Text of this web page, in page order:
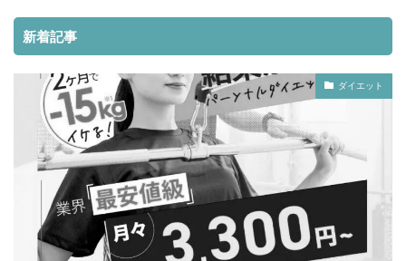
新着記事
ダイエット